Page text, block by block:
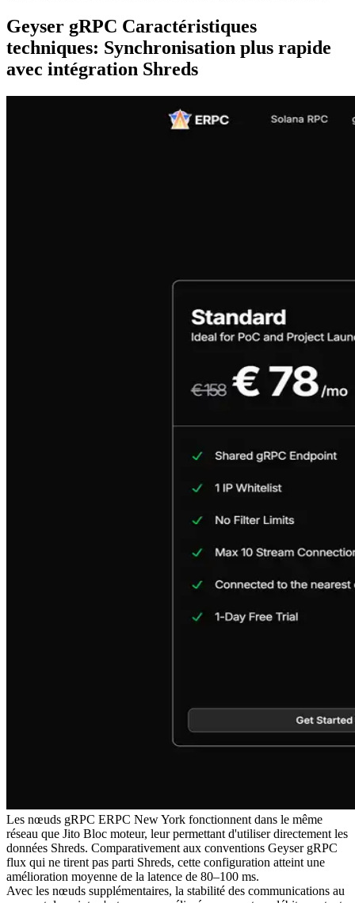
Geyser gRPC Caractéristiques
techniques: Synchronisation plus rapide
avec intégration Shreds
Les nœuds gRPC ERPC New York fonctionnent dans le même
réseau que Jito Bloc moteur, leur permettant d'utiliser directement les
données Shreds. Comparativement aux conventions Geyser gRPC
flux qui ne tirent pas parti Shreds, cette configuration atteint une
amélioration moyenne de la latence de 80–100 ms.
Avec les nœuds supplémentaires, la stabilité des communications au